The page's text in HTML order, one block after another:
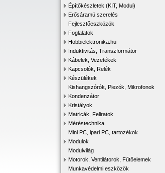
Építőkészletek (KIT, Modul)
Erősáramú szerelés
Fejlesztőeszközök
Foglalatok
Hobbielektronika.hu
Induktivitás, Transzformátor
Kábelek, Vezetékek
Kapcsolók, Relék
Készülékek
Kishangszórók, Piezók, Mikrofonok
Kondenzátor
Kristályok
Matricák, Feliratok
Méréstechnika
Mini PC, ipari PC, tartozékok
Modulok
Modulvilág
Motorok, Ventilátorok, Fűtőelemek
Munkavédelmi eszközök